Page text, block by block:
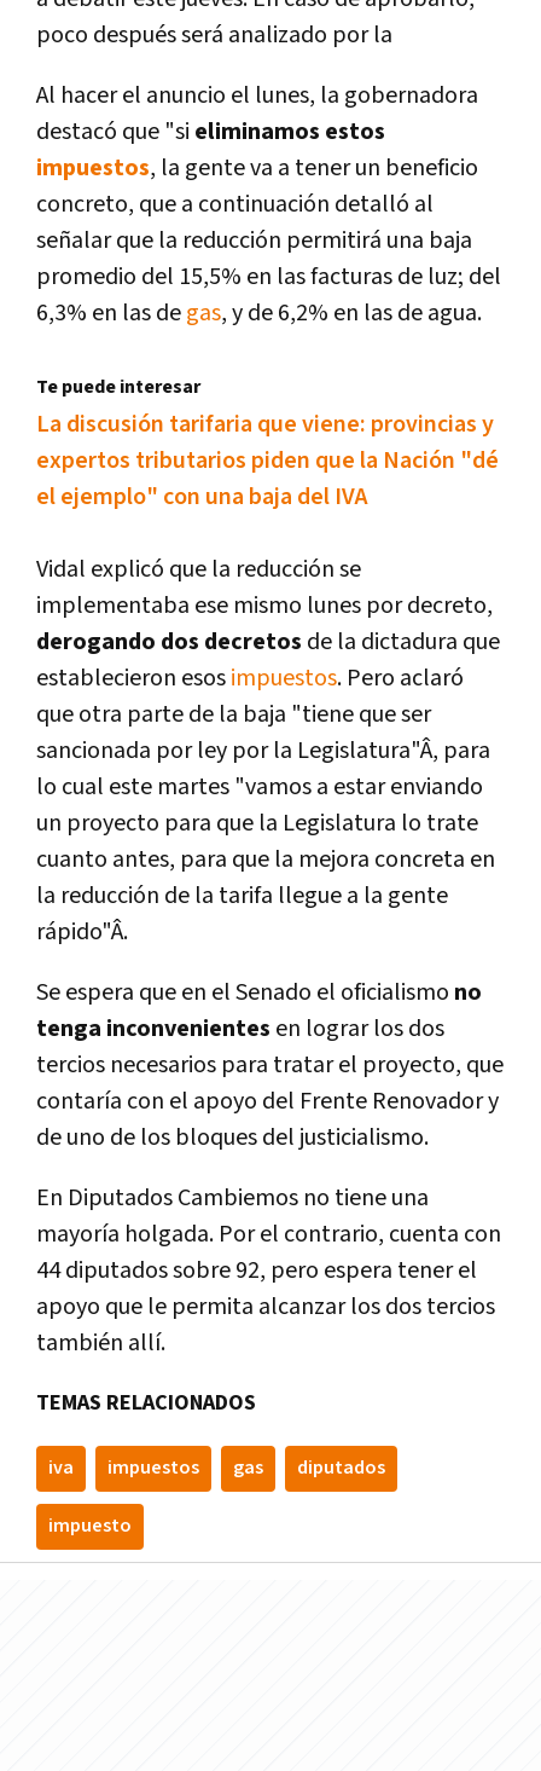
poco después será analizado por la
Al hacer el anuncio el lunes, la gobernadora
destacó que "si eliminamos estos
impuestos, la gente va a tener un beneficio
concreto, que a continuación detalló al
señalar que la reducción permitirá una baja
promedio del 15,5% en las facturas de luz; del
6,3% en las degas, y de 6,2% en las de agua.
Te puede interesar
La discusión tarifaria que viene: provincias y
expertos tributarios piden que la Nación "dé
el ejemplo" con una baja del IVA
Vidal explicó que la reducción se
implementaba ese mismo lunes por decreto,
derogando dos decretos de la dictadura que
establecieron esosimpuestos. Pero aclaró
que otra parte de la baja "tiene que ser
sancionada por ley por la Legislatura"Â, para
lo cual este martes "vamos a estar enviando
un proyecto para que la Legislatura lo trate
cuanto antes, para que la mejora concreta en
la reducción de la tarifa llegue a la gente
rápido"Â.
Se espera que en el Senado el oficialismo no
tenga inconvenientes en lograr los dos
tercios necesarios para tratar el proyecto, que
contarí­a con el apoyo del Frente Renovador y
de uno de los bloques del justicialismo.
En Diputados Cambiemos no tiene una
mayorí­a holgada. Por el contrario, cuenta con
44 diputados sobre 92, pero espera tener el
apoyo que le permita alcanzar los dos tercios
también allí­.
TEMAS RELACIONADOS
iva impuestos gas diputados
impuesto